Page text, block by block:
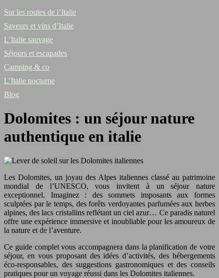
Sur les routes de l’Italie
Saveurs et vins d’Italie
L’Italie sauvage
Séjours et escapades
Camping & co
L’Italie nocturne
Blog
Dolomites : un séjour nature
authentique en italie
Les Dolomites, un joyau des Alpes italiennes classé au patrimoine
mondial de l’UNESCO, vous invitent à un séjour nature
exceptionnel. Imaginez : des sommets imposants aux formes
sculptées par le temps, des forêts verdoyantes parfumées aux herbes
alpines, des lacs cristallins reflétant un ciel azur… Ce paradis naturel
offre une expérience immersive et inoubliable pour les amoureux de
la nature et de l’aventure.
Ce guide complet vous accompagnera dans la planification de votre
séjour, en vous proposant des idées d’activités, des hébergements
éco-responsables, des suggestions gastronomiques et des conseils
pratiques pour un voyage réussi dans les Dolomites italiennes.